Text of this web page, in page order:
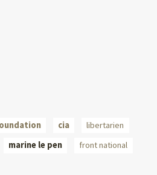
cia
libertarien
marine le pen
front national